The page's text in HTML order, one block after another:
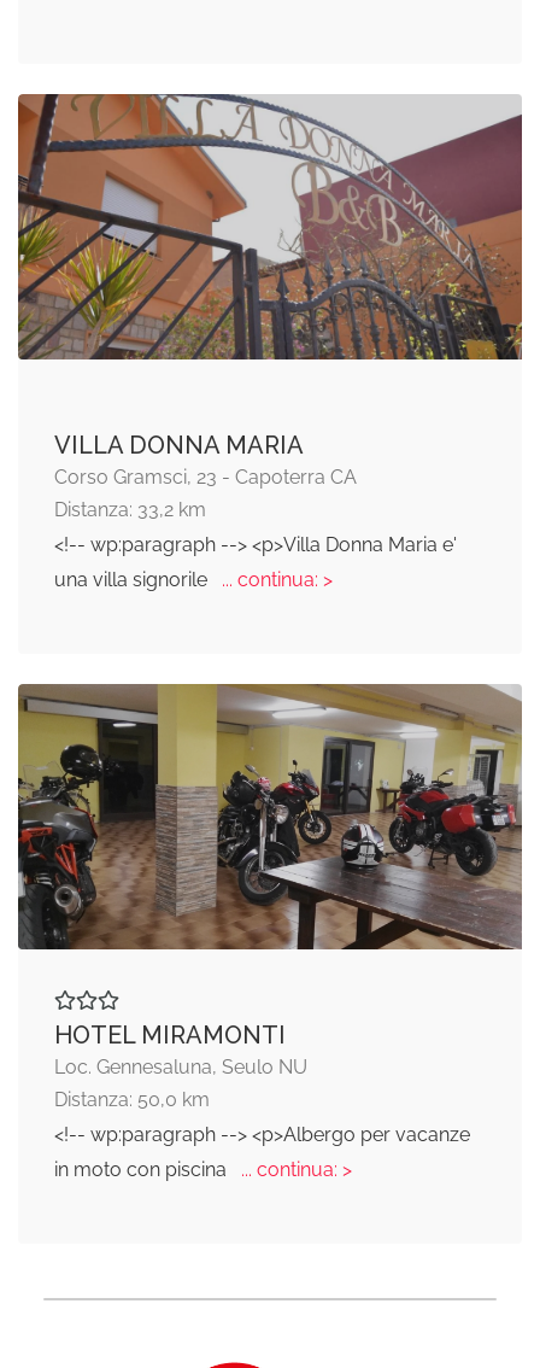
VILLA DONNA MARIA
Corso Gramsci, 23 - Capoterra CA
Distanza: 33,2 km
<!-- wp:paragraph --> <p>Villa Donna Maria e'
una villa signorile
... continua: >
HOTEL MIRAMONTI
Loc. Gennesaluna, Seulo NU
Distanza: 50,0 km
<!-- wp:paragraph --> <p>Albergo per vacanze
in moto con piscina
... continua: >